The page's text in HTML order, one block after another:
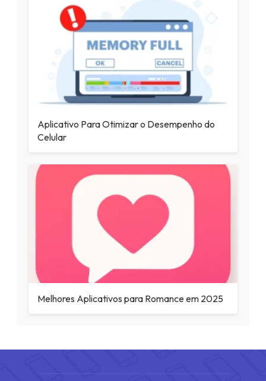
Aplicativo Para Otimizar o Desempenho do
Celular
Melhores Aplicativos para Romance em 2025